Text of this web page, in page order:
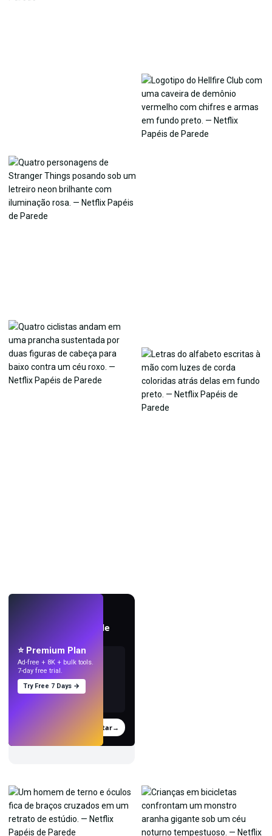
Crie papéis de parede
Experimentar
⭐ Premium Plan
Ad-free + 8K + bulk tools.
7-day free trial.
Try Free 7 Days →